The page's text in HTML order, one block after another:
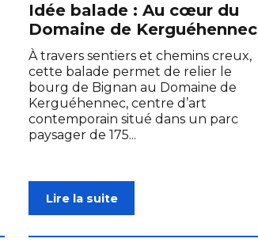
Idée balade : Au cœur du
Domaine de Kerguéhennec
À travers sentiers et chemins creux,
cette balade permet de relier le
bourg de Bignan au Domaine de
Kerguéhennec, centre d’art
contemporain situé dans un parc
paysager de 175...
Lire la suite